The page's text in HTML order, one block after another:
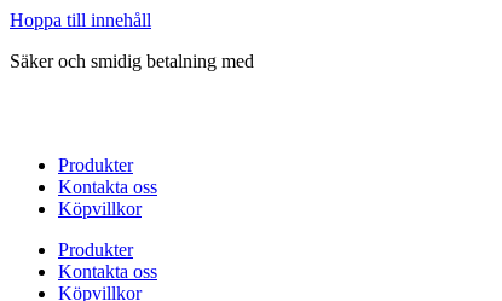
Hoppa till innehåll
Säker och smidig betalning med
Produkter
Kontakta oss
Köpvillkor
Produkter
Kontakta oss
Köpvillkor